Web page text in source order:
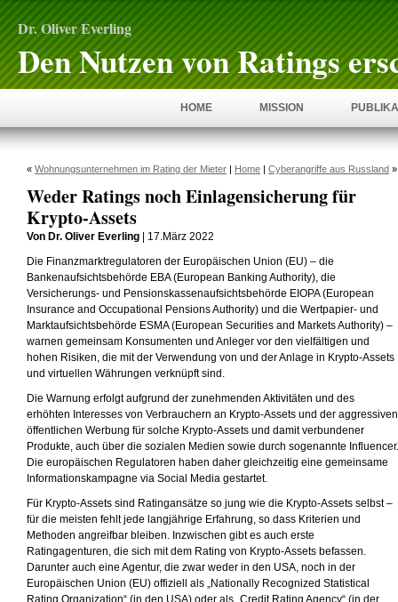
Dr. Oliver Everling
Den Nutzen von Ratings
HOME MISSION
« Wohnungsunternehmen im Rating der Mieter | Home | Cyberangriffe aus Russland »
Weder Ratings noch Einlagensicherung für
Krypto-Assets
Von Dr. Oliver Everling | 17.März 2022
Die Finanzmarktregulatoren der Europäischen Union (EU) – die
Bankenaufsichtsbehörde EBA (European Banking Authority), die
Versicherungs- und Pensionskassenaufsichtsbehörde EIOPA (European
Insurance and Occupational Pensions Authority) und die Wertpapier- und
Marktaufsichtsbehörde ESMA (European Securities and Markets Authority) –
warnen gemeinsam Konsumenten und Anleger vor den vielfältigen und
hohen Risiken, die mit der Verwendung von und der Anlage in Krypto-Assets
und virtuellen Währungen verknüpft sind.
Die Warnung erfolgt aufgrund der zunehmenden Aktivitäten und des
erhöhten Interesses von Verbrauchern an Krypto-Assets und der aggressiven
öffentlichen Werbung für solche Krypto-Assets und damit verbundener
Produkte, auch über die sozialen Medien sowie durch sogenannte Influencer.
Die europäischen Regulatoren haben daher gleichzeitig eine gemeinsame
Informationskampagne via Social Media gestartet.
Für Krypto-Assets sind Ratingansätze so jung wie die Krypto-Assets selbst –
für die meisten fehlt jede langjährige Erfahrung, so dass Kriterien und
Methoden angreifbar bleiben. Inzwischen gibt es auch erste
Ratingagenturen, die sich mit dem Rating von Krypto-Assets befassen.
Darunter auch eine Agentur, die zwar weder in den USA, noch in der
Europäischen Union (EU) offiziell als „Nationally Recognized Statistical
Rating Organization“ (in den USA) oder als „Credit Rating Agency“ (in der